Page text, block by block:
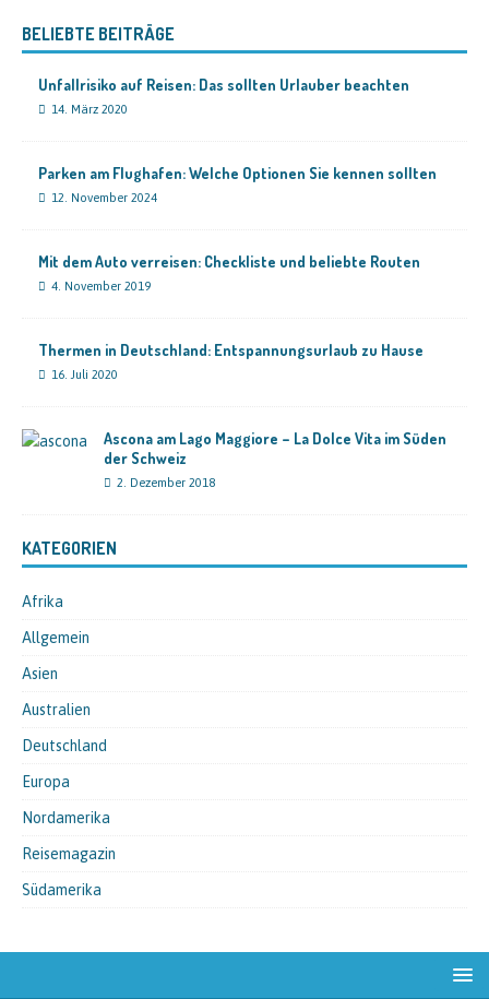
BELIEBTE BEITRÄGE
Unfallrisiko auf Reisen: Das sollten Urlauber beachten
14. März 2020
Parken am Flughafen: Welche Optionen Sie kennen sollten
12. November 2024
Mit dem Auto verreisen: Checkliste und beliebte Routen
4. November 2019
Thermen in Deutschland: Entspannungsurlaub zu Hause
16. Juli 2020
Ascona am Lago Maggiore – La Dolce Vita im Süden
der Schweiz
2. Dezember 2018
KATEGORIEN
Afrika
Allgemein
Asien
Australien
Deutschland
Europa
Nordamerika
Reisemagazin
Südamerika